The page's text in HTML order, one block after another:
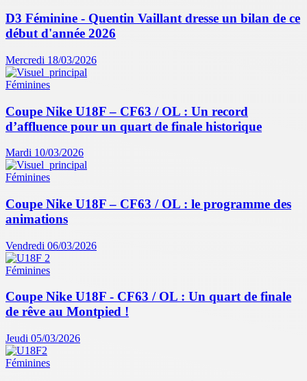
D3 Féminine - Quentin Vaillant dresse un bilan de ce
début d'année 2026
Mercredi 18/03/2026
Féminines
Coupe Nike U18F – CF63 / OL : Un record
d’affluence pour un quart de finale historique
Mardi 10/03/2026
Féminines
Coupe Nike U18F – CF63 / OL : le programme des
animations
Vendredi 06/03/2026
Féminines
Coupe Nike U18F - CF63 / OL : Un quart de finale
de rêve au Montpied !
Jeudi 05/03/2026
Féminines